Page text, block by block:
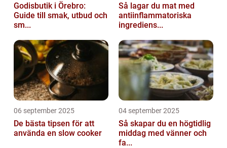
Godisbutik i Örebro:
Guide till smak, utbud och
sm...
Så lagar du mat med
antiinflammatoriska
ingrediens...
06 september 2025
De bästa tipsen för att
använda en slow cooker
04 september 2025
Så skapar du en högtidlig
middag med vänner och
fa...